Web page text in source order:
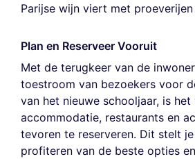
Parijse wijn viert met
Plan en Reserveer Vooruit
Met de terugkeer van de
toestroom van bezoekers voor
van het nieuwe schooljaar, is
accommodatie, restaurants en
tevoren te reserveren. Dit stelt
profiteren van de beste opties